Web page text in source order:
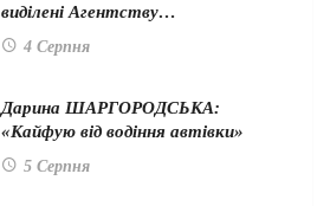
виділені Агентству…
4 Серпня
Дарина ШАРГОРОДСЬКА:
«Кайфую від водіння автівки»
5 Серпня